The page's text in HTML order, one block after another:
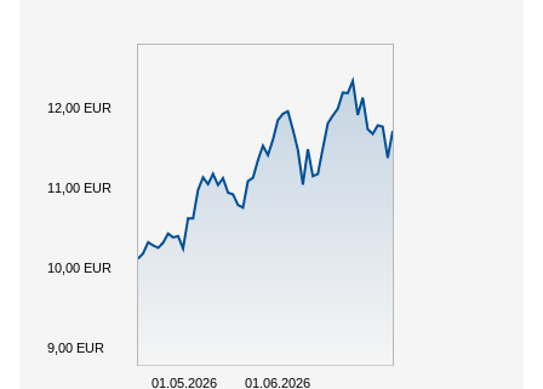
01.05.2026 01.06.2026
9,00 EUR
10,00 EUR
11,00 EUR
12,00 EUR